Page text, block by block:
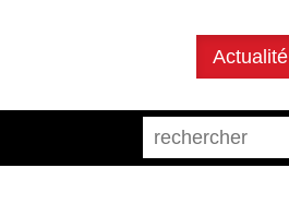
Actualité